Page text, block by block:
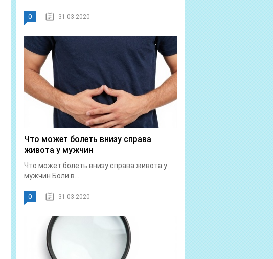
0 31.03.2020
Что может болеть внизу справа
живота у мужчин
Что может болеть внизу справа живота у
мужчин Боли в...
0 31.03.2020